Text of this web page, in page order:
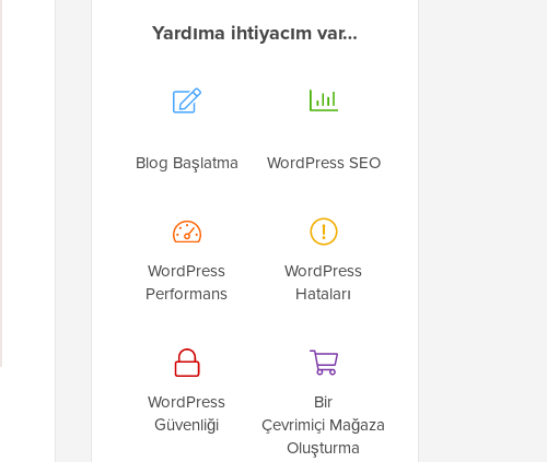
Yardıma ihtiyacım var…
Blog Başlatma WordPress SEO
WordPress
Performans
WordPress
Hataları
WordPress
Güvenliği
Bir
Çevrimiçi Mağaza
Oluşturma